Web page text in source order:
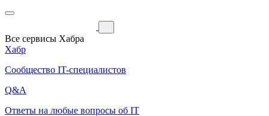
Все сервисы Хабра
Хабр
Сообщество IT-специалистов
Q&A
Ответы на любые вопросы об IT